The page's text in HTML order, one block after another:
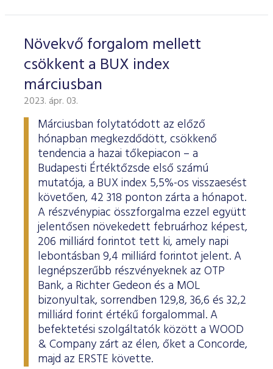
Növekvő forgalom mellett
csökkent a BUX index
márciusban
2023. ápr. 03.
Márciusban folytatódott az előző
hónapban megkezdődött, csökkenő
tendencia a hazai tőkepiacon – a
Budapesti Értéktőzsde első számú
mutatója, a BUX index 5,5%-os visszaesést
követően, 42 318 ponton zárta a hónapot.
A részvénypiac összforgalma ezzel együtt
jelentősen növekedett februárhoz képest,
206 milliárd forintot tett ki, amely napi
lebontásban 9,4 milliárd forintot jelent. A
legnépszerűbb részvényeknek az OTP
Bank, a Richter Gedeon és a MOL
bizonyultak, sorrendben 129,8, 36,6 és 32,2
milliárd forint értékű forgalommal. A
befektetési szolgáltatók között a WOOD
& Company zárt az élen, őket a Concorde,
majd az ERSTE követte.